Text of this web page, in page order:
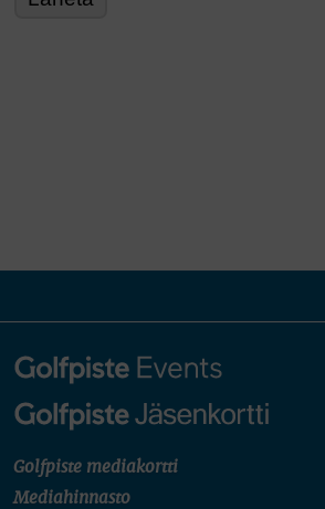
Golfpiste mediakortti
Mediahinnasto